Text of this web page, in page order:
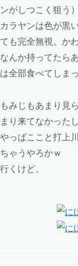
ンがしつこく狙う）
カラヤンは色が黒
ても完全無視。か
なんか持ってたら
は全部食べてしま
もみじもあまり見
まり来てなかった
やっぱここと打上
ちゃうやろかｗ
行くけど。